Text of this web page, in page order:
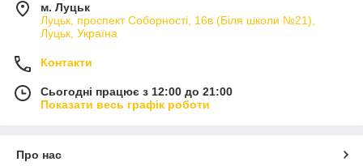
м. Луцьк
Луцьк, проспект Соборності, 16в (Біля школи №21),
Луцьк, Україна
Контакти
Сьогодні працює з 12:00 до 21:00
Показати весь графік роботи
Про нас